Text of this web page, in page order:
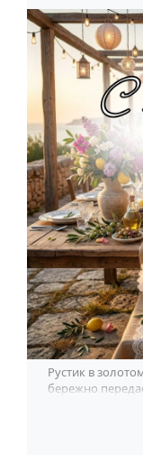
Рустик в
бережно